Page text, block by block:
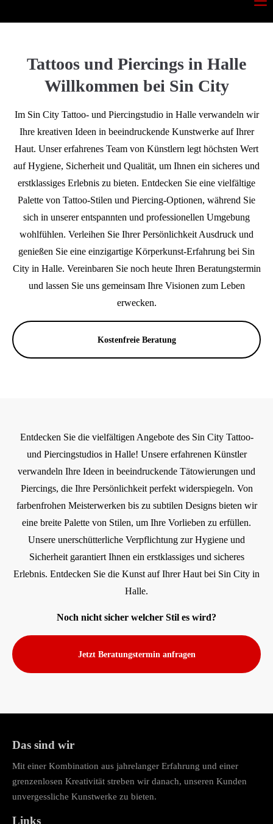
Tattoos und Piercings in Halle
Willkommen bei Sin City
Im Sin City Tattoo- und Piercingstudio in Halle verwandeln wir
Ihre kreativen Ideen in beeindruckende Kunstwerke auf Ihrer
Haut. Unser erfahrenes Team von Künstlern legt höchsten Wert
auf Hygiene, Sicherheit und Qualität, um Ihnen ein sicheres und
erstklassiges Erlebnis zu bieten. Entdecken Sie eine vielfältige
Palette von Tattoo-Stilen und Piercing-Optionen, während Sie
sich in unserer entspannten und professionellen Umgebung
wohlfühlen. Verleihen Sie Ihrer Persönlichkeit Ausdruck und
genießen Sie eine einzigartige Körperkunst-Erfahrung bei Sin
City in Halle. Vereinbaren Sie noch heute Ihren Beratungstermin
und lassen Sie uns gemeinsam Ihre Visionen zum Leben
erwecken.
Kostenfreie Beratung
Entdecken Sie die vielfältigen Angebote des Sin City Tattoo-
und Piercingstudios in Halle! Unsere erfahrenen Künstler
verwandeln Ihre Ideen in beeindruckende Tätowierungen und
Piercings, die Ihre Persönlichkeit perfekt widerspiegeln. Von
farbenfrohen Meisterwerken bis zu subtilen Designs bieten wir
eine breite Palette von Stilen, um Ihre Vorlieben zu erfüllen.
Unsere unerschütterliche Verpflichtung zur Hygiene und
Sicherheit garantiert Ihnen ein erstklassiges und sicheres
Erlebnis. Entdecken Sie die Kunst auf Ihrer Haut bei Sin City in
Halle.
Noch nicht sicher welcher Stil es wird?
Jetzt Beratungstermin anfragen
Das sind wir
Mit einer Kombination aus jahrelanger Erfahrung und einer
grenzenlosen Kreativität streben wir danach, unseren Kunden
unvergessliche Kunstwerke zu bieten.
Links